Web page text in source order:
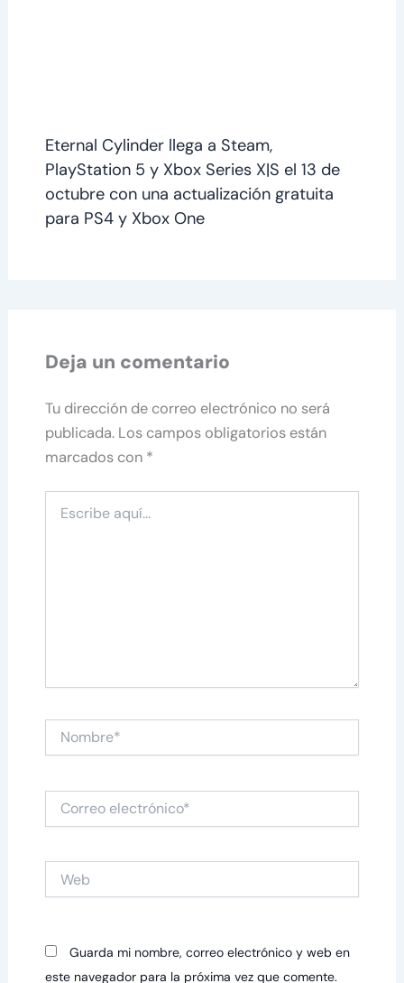
Eternal Cylinder llega a Steam,
PlayStation 5 y Xbox Series X|S el 13 de
octubre con una actualización gratuita
para PS4 y Xbox One
Deja un comentario
Tu dirección de correo electrónico no será
publicada. Los campos obligatorios están
marcados con *
aquí...
Nombre*
Correo
electrónico*
Guarda mi nombre, correo electrónico y web en
este navegador para la próxima vez que comente.